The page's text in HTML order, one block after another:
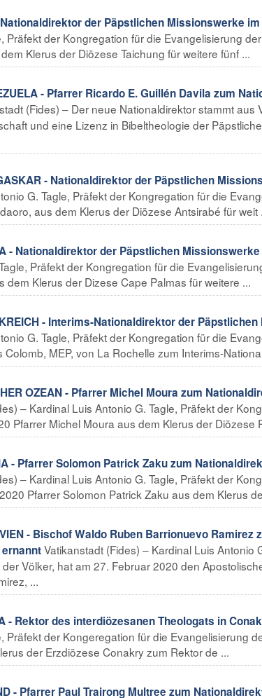
Nationaldirektor der Päpstlichen Missionswerke
Präfekt der Kongregation für die Evangelisierung
Klerus der Diözese Taichung für weitere fünf ...
- Pfarrer Ricardo E. Guillén Davila zum
(Fides) – Der neue Nationaldirektor stammt aus
und eine Lizenz in Bibeltheologie der
- Nationaldirektor der Päpstlichen
G. Tagle, Präfekt der Kongregation für die
aus dem Klerus der Diözese Antsirabé für weit
- Nationaldirektor der Päpstlichen
Präfekt der Kongregation für die
dem Klerus der Dizese Cape Palmas für weitere ...
- Interims-Nationaldirektor der
G. Tagle, Präfekt der Kongregation für die
Colomb, MEP, von La Rochelle zum Interims-
OZEAN - Pfarrer Michel Moura zum
– Kardinal Luis Antonio G. Tagle, Präfekt der
Pfarrer Michel Moura aus dem Klerus der Diözese
- Pfarrer Solomon Patrick Zaku zum
– Kardinal Luis Antonio G. Tagle, Präfekt der
Pfarrer Solomon Patrick Zaku aus dem Klerus
- Bischof Waldo Ruben Barrionuevo
Vatikanstadt (Fides) – Kardinal Luis Antonio
Völker, hat am 27. Februar 2020 den
...
- Rektor des interdiözesanen Theologats in
Präfekt der Kongeregation für die Evangelisierung
der Erzdiözese Conakry zum Rektor de ...
- Pfarrer Paul Trairong Multree zum